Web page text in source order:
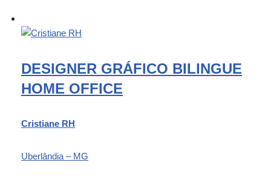
DESIGNER GRÁFICO BILINGUE
HOME OFFICE
Cristiane RH
Uberlândia – MG